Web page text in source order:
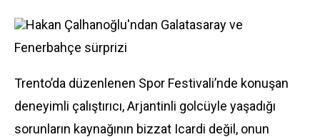
Hakan Çalhanoğlu'ndan Galatasarayve
Fenerbahçe sürprizi
Trento’da düzenlenen Spor Festivali’nde konuşan
deneyimli çalıştırıcı, Arjantinli golcüyle yaşadığı
sorunların kaynağının bizzat Icardi değil, onun